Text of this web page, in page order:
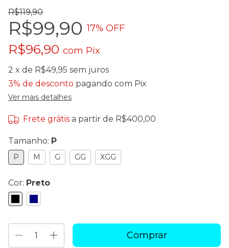
R$119,90
R$99,90 17% OFF
R$96,90 com Pix
2 x de R$49,95 sem juros
3% de desconto pagando com Pix
Ver mais detalhes
Frete grátis a partir de R$400,00
Tamanho: P
P M G GG XGG
Cor: Preto